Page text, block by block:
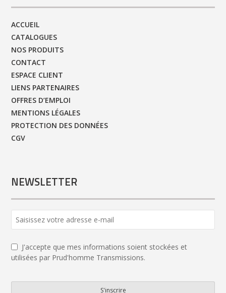
ACCUEIL
CATALOGUES
NOS PRODUITS
CONTACT
ESPACE CLIENT
LIENS PARTENAIRES
OFFRES D’EMPLOI
MENTIONS LÉGALES
PROTECTION DES DONNÉES
CGV
NEWSLETTER
Number *
J'accepte que mes informations soient stockées et
utilisées par Prud'homme Transmissions.
S'inscrire